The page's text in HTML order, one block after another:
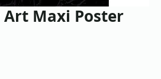
Art Maxi Poster